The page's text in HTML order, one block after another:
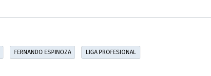
FERNANDO ESPINOZA LIGA PROFESIONAL